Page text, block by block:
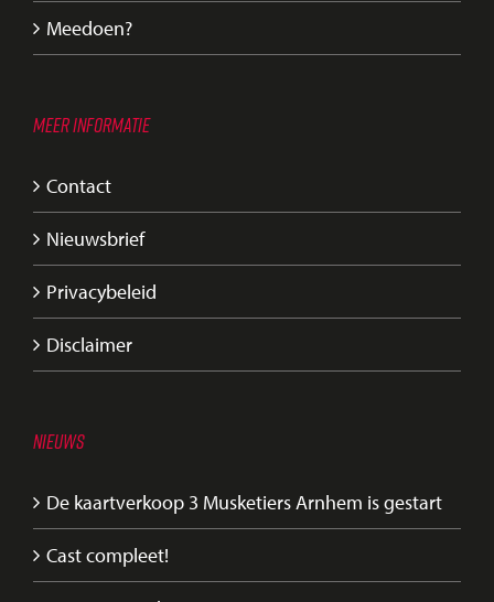
Meedoen?
MEER INFORMATIE
Contact
Nieuwsbrief
Privacybeleid
Disclaimer
NIEUWS
De kaartverkoop 3 Musketiers Arnhem is gestart
Cast compleet!